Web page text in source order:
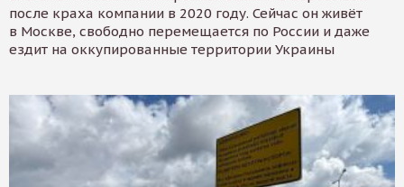
после краха компании в 2020 году. Сейчас он живёт
в Москве, свободно перемещается по России и даже
ездит на оккупированные территории Украины